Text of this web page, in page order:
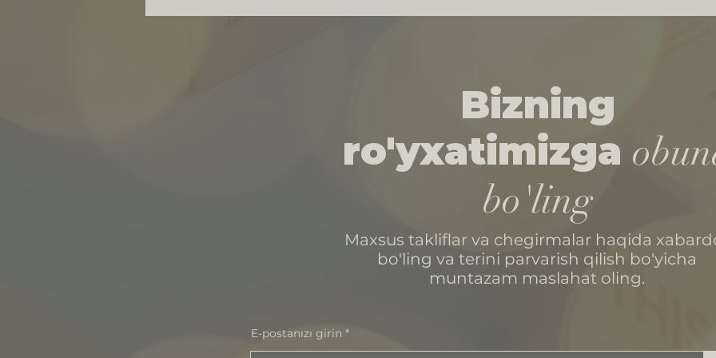
Bizning
ro'yxatimizga
bo'ling
Maxsus takliflar va chegirmalar haqida
bo'ling va terini parvarish qilish bo'yicha
muntazam maslahat oling.
E-postanızı girin